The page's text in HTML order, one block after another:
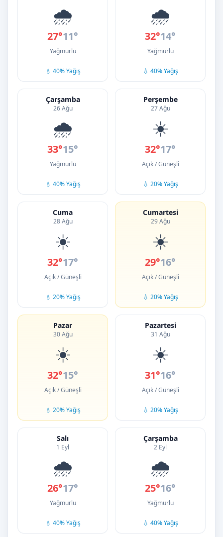
🌧️
27°11°
Yağmurlu
💧 40% Yağış
🌧️
32°14°
Yağmurlu
💧 40% Yağış
Çarşamba
26 Ağu
🌧️
33°15°
Yağmurlu
💧 40% Yağış
Perşembe
27 Ağu
☀️
32°17°
Açık / Güneşli
💧 20% Yağış
Cuma
28 Ağu
☀️
32°17°
Açık / Güneşli
💧 20% Yağış
Cumartesi
29 Ağu
☀️
29°16°
Açık / Güneşli
💧 20% Yağış
Pazar
30 Ağu
☀️
32°15°
Açık / Güneşli
💧 20% Yağış
Pazartesi
31 Ağu
☀️
31°16°
Açık / Güneşli
💧 20% Yağış
Salı
1 Eyl
🌧️
26°17°
Yağmurlu
💧 40% Yağış
Çarşamba
2 Eyl
🌧️
25°16°
Yağmurlu
💧 40% Yağış